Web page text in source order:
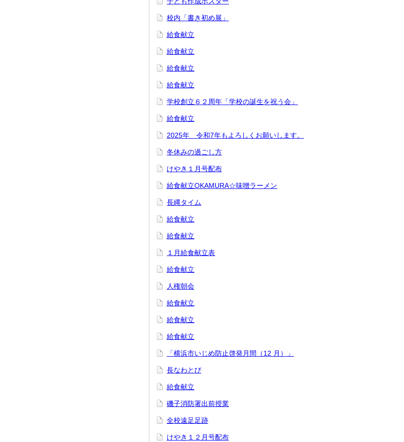
校内「書き初め展」
給食献立
給食献立
給食献立
給食献立
学校創立６２周年「学校の誕生を祝う会」
給食献立
2025年 令和7年もよろしくお願いします。
冬休みの過ごし方
けやき１月号配布
給食献立OKAMURA☆味噌ラーメン
長縄タイム
給食献立
給食献立
１月給食献立表
給食献立
人権朝会
給食献立
給食献立
給食献立
「横浜市いじめ防止啓発月間（12 月）」
長なわとび
給食献立
磯子消防署出前授業
全校遠足足跡
けやき１２月号配布